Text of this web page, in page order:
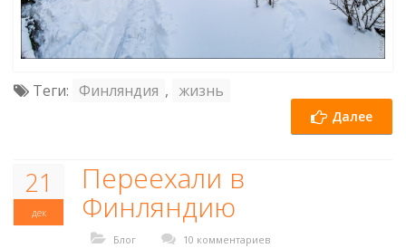
Теги: Финляндия , жизнь
Далее
21
дек
Переехали в
Финляндию
Блог 10 комментариев